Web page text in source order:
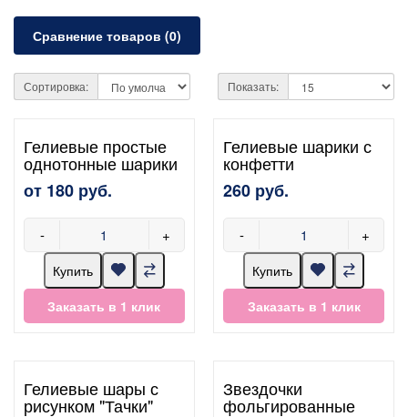
Сравнение товаров (0)
Сортировка: Показать:
Гелиевые простые
однотонные шарики
от 180 руб.
- +
Купить
Заказать в 1 клик
Гелиевые шарики с
конфетти
260 руб.
- +
Купить
Заказать в 1 клик
Гелиевые шары с
рисунком "Тачки"
Звездочки
фольгированные